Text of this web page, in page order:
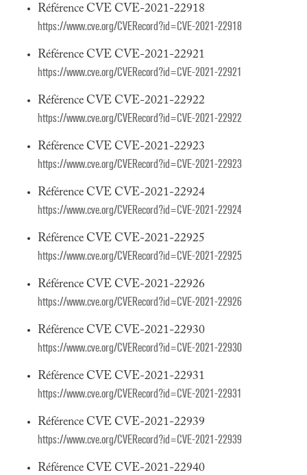
Référence CVE CVE-2021-22918
https://www.cve.org/CVERecord?id=CVE-2021-22918
Référence CVE CVE-2021-22921
https://www.cve.org/CVERecord?id=CVE-2021-22921
Référence CVE CVE-2021-22922
https://www.cve.org/CVERecord?id=CVE-2021-22922
Référence CVE CVE-2021-22923
https://www.cve.org/CVERecord?id=CVE-2021-22923
Référence CVE CVE-2021-22924
https://www.cve.org/CVERecord?id=CVE-2021-22924
Référence CVE CVE-2021-22925
https://www.cve.org/CVERecord?id=CVE-2021-22925
Référence CVE CVE-2021-22926
https://www.cve.org/CVERecord?id=CVE-2021-22926
Référence CVE CVE-2021-22930
https://www.cve.org/CVERecord?id=CVE-2021-22930
Référence CVE CVE-2021-22931
https://www.cve.org/CVERecord?id=CVE-2021-22931
Référence CVE CVE-2021-22939
https://www.cve.org/CVERecord?id=CVE-2021-22939
Référence CVE CVE-2021-22940